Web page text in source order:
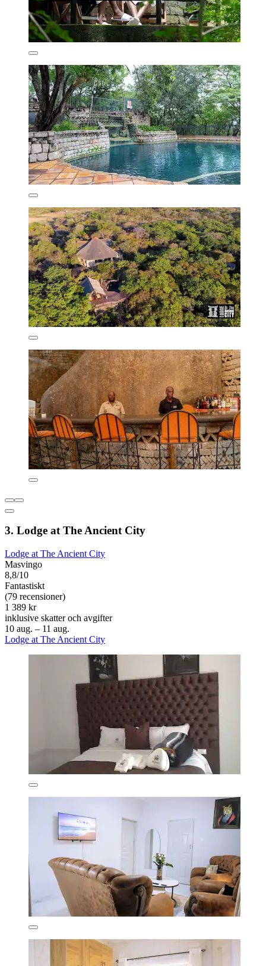
3. Lodge at The Ancient City
Lodge at The Ancient City
Masvingo
8,8/10
Fantastiskt
(79 recensioner)
1 389 kr
inklusive skatter och avgifter
10 aug. – 11 aug.
Lodge at The Ancient City